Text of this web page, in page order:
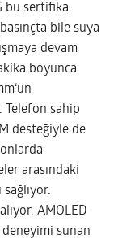
bu sertifika
bile suya
devam
boyunca
Telefon sahip
desteğiyle de
arasındaki
AMOLED
sunan